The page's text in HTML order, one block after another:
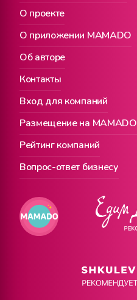
О проекте
Вход для компаний
О приложении MAMADO
Размещение на MAMADO
Об авторе
Рейтинг компаний
Контакты
Вопрос-ответ бизнесу